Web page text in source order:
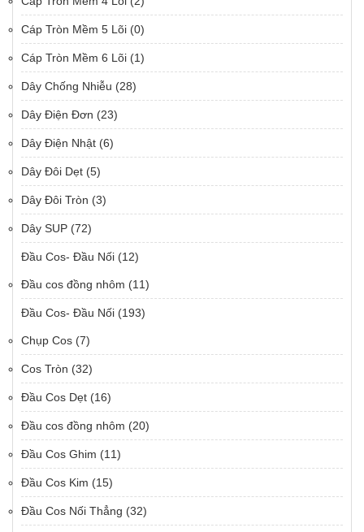
Cáp Tròn Mềm 5 Lõi (0)
Cáp Tròn Mềm 6 Lõi (1)
Dây Chống Nhiễu (28)
Dây Điện Đơn (23)
Dây Điện Nhật (6)
Dây Đôi Dẹt (5)
Dây Đôi Tròn (3)
Dây SUP (72)
Đầu Cos- Đầu Nối (12)
Đầu cos đồng nhôm (11)
Đầu Cos- Đầu Nối (193)
Chụp Cos (7)
Cos Tròn (32)
Đầu Cos Dẹt (16)
Đầu cos đồng nhôm (20)
Đầu Cos Ghim (11)
Đầu Cos Kim (15)
Đầu Cos Nối Thẳng (32)